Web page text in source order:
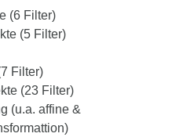
(6 Filter)
(5 Filter)
Filter)
(23 Filter)
(u.a. affine &